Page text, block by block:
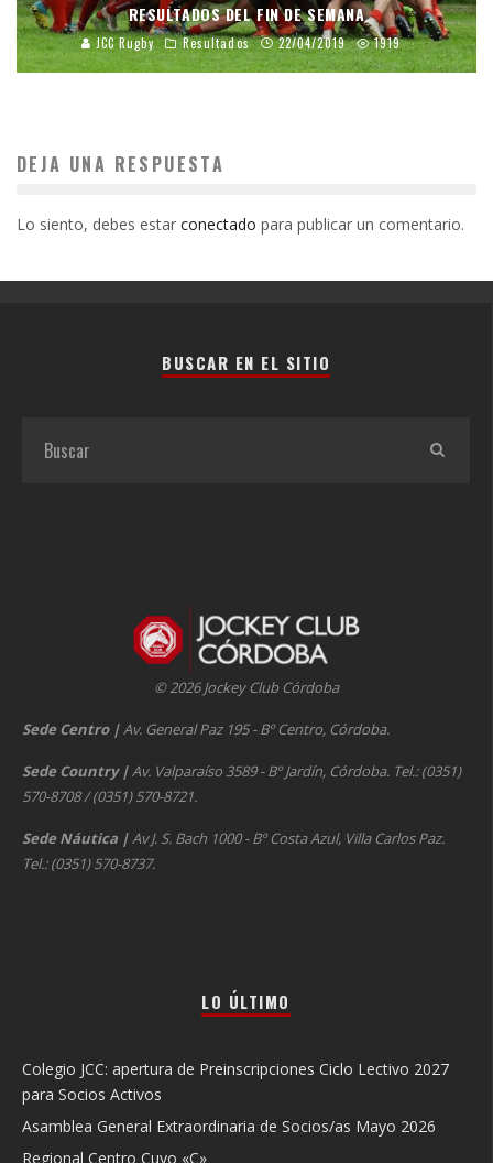
RESULTADOS DEL FIN DE SEMANA
JCC Rugby Resultados 22/04/2019 1919
DEJA UNA RESPUESTA
Lo siento, debes estar conectado para publicar un comentario.
BUSCAR EN EL SITIO
© 2026 Jockey Club Córdoba
Sede Centro |Av. General Paz 195 - Bº Centro, Córdoba.
Sede Country |Av. Valparaíso 3589 - Bº Jardín, Córdoba. Tel.: (0351)
570-8708 / (0351) 570-8721.
Sede Náutica |Av J. S. Bach 1000 - Bº Costa Azul, Villa Carlos Paz.
Tel.: (0351) 570-8737.
LO ÚLTIMO
Colegio JCC: apertura de Preinscripciones Ciclo Lectivo 2027
para Socios Activos
Asamblea General Extraordinaria de Socios/as Mayo 2026
Regional Centro Cuyo «C»